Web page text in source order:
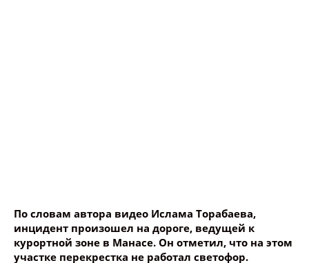
По словам автора видео Ислама Торабаева,
инцидент произошел на дороге, ведущей к
курортной зоне в Манасе. Он отметил, что на этом
участке перекрестка не работал светофор.